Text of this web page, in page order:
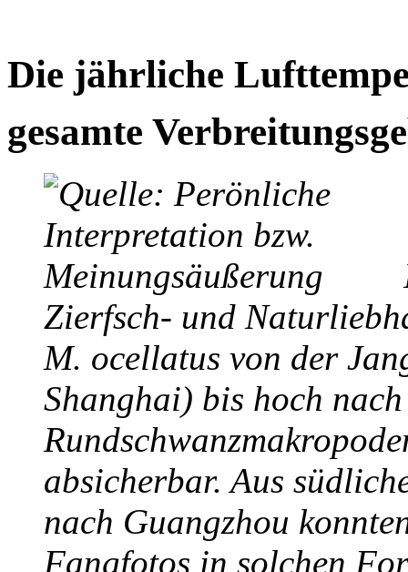
Die jährliche
gesamte
Zierfsch- und
M. ocellatus von der
Shanghai) bis hoch
absicherbar. Aus
nach Guangzhou
Fangfotos in solchen